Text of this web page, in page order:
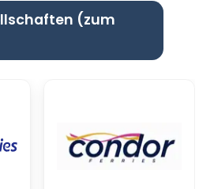
(zum